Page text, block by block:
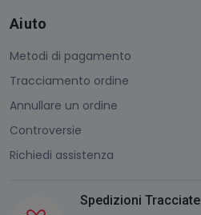
Aiuto
Metodi di pagamento
Tracciamento ordine
Annullare un ordine
Controversie
Richiedi assistenza
Spedizioni Tracciate